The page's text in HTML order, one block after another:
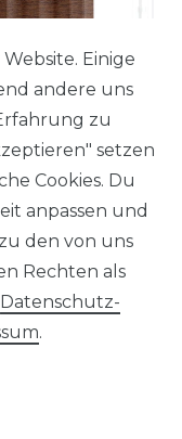
LEBEN.
Kälteschutz
245cm oder
,
Ösen
UVP 115,00 €
€ *
Einige
andere uns
zu
setzen
Cookies. Du
anpassen und
den von uns
Rechten als
Daten­schutz­
.